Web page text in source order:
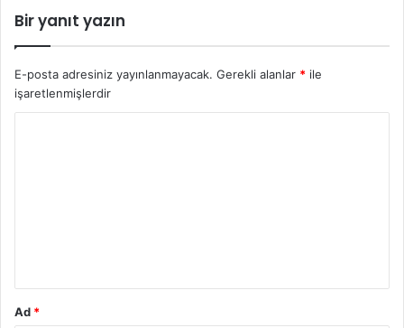
Bir yanıt yazın
E-posta adresiniz yayınlanmayacak. Gerekli alanlar * ile
işaretlenmişlerdir
Ad *